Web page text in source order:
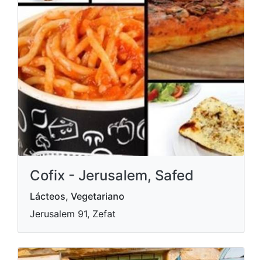
Cofix - Jerusalem, Safed
Lácteos, Vegetariano
Jerusalem 91, Zefat